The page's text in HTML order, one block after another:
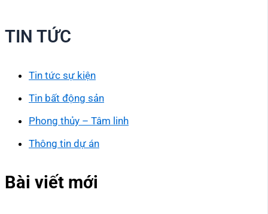
TIN TỨC
Tin tức sự kiện
Tin bất động sản
Phong thủy – Tâm linh
Thông tin dự án
Bài viết mới